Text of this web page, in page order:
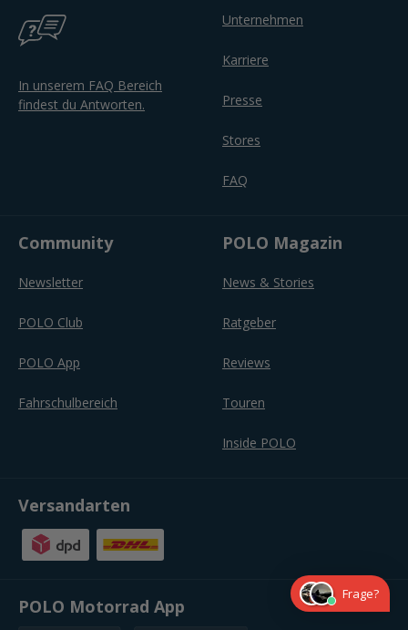
In unserem FAQ Bereich
findest du Antworten.
Unternehmen
Karriere
Presse
Stores
FAQ
Community
Newsletter
POLO Club
POLO App
Fahrschulbereich
POLO Magazin
News & Stories
Ratgeber
Reviews
Touren
Inside POLO
Versandarten
POLO Motorrad App
Frage?